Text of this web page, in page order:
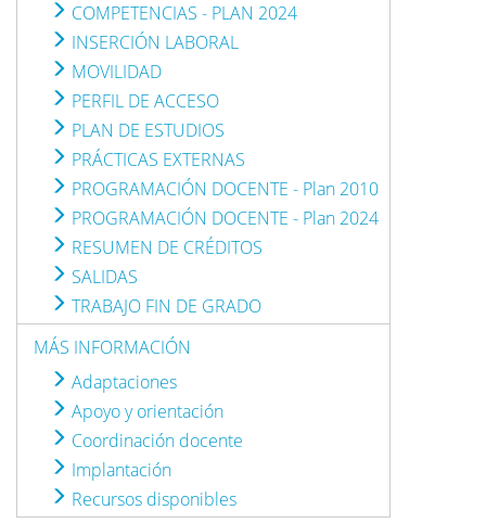
COMPETENCIAS - PLAN 2024
INSERCIÓN LABORAL
MOVILIDAD
PERFIL DE ACCESO
PLAN DE ESTUDIOS
PRÁCTICAS EXTERNAS
PROGRAMACIÓN DOCENTE - Plan 2010
PROGRAMACIÓN DOCENTE - Plan 2024
RESUMEN DE CRÉDITOS
SALIDAS
TRABAJO FIN DE GRADO
MÁS INFORMACIÓN
Adaptaciones
Apoyo y orientación
Coordinación docente
Implantación
Recursos disponibles